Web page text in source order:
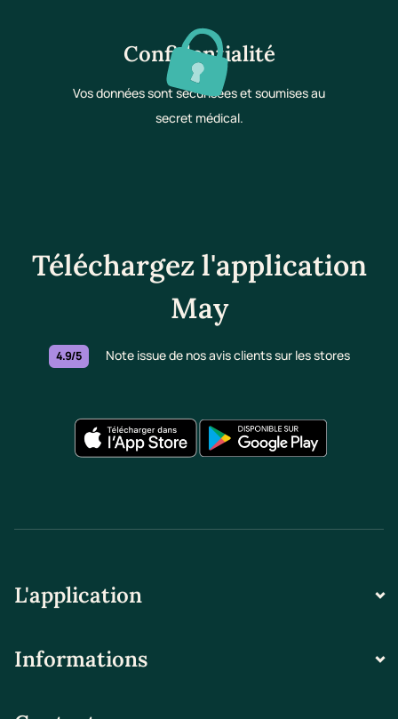
Confidentialité
Vos données sont sécurisées et soumises au
secret médical.
Téléchargez l'application
May
4.9/5 Note issue de nos avis clients sur les stores
L'application
Informations